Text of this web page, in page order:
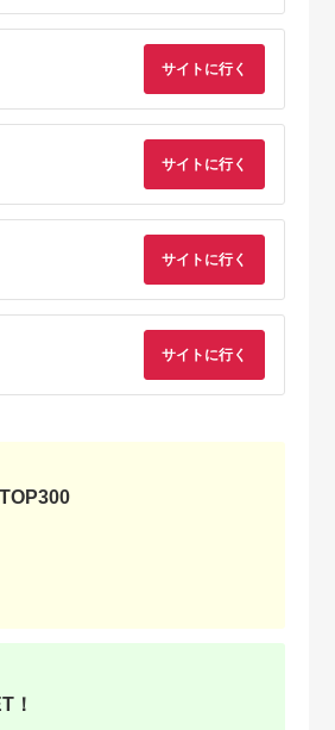
さ
出典：ふるなび
【箱根町】JTBふるさ
と旅行クーポン
（15,000円分） 有効
令和堂で使える糖質
フ飯1000円分券【 ギ
フトチケット ギフト
サイトに行く
サイトに行く
サイトに行く
サイトに行く
！